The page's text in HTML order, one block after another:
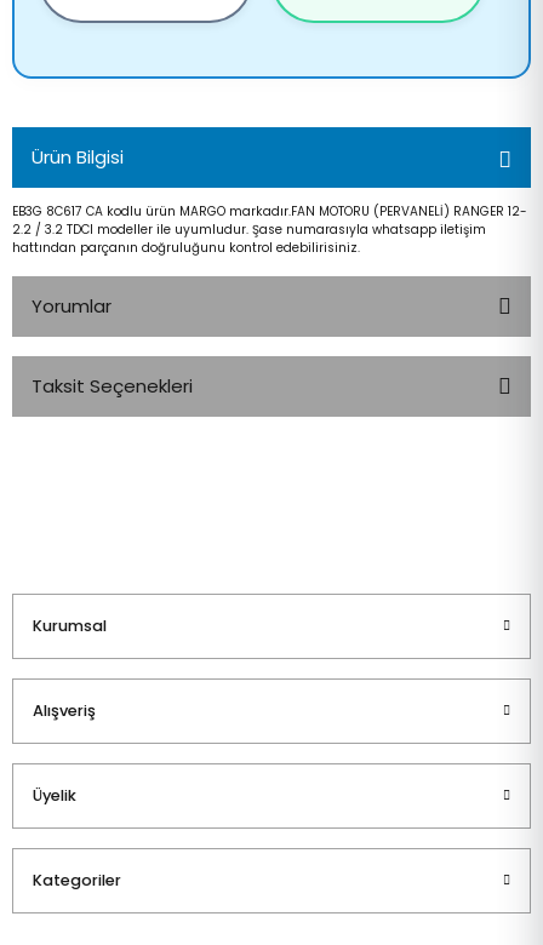
Ürün Bilgisi
EB3G 8C617 CA kodlu ürün MARGO markadır.FAN MOTORU (PERVANELİ) RANGER 12-
2.2 / 3.2 TDCI modeller ile uyumludur. Şase numarasıyla whatsapp iletişim
hattından parçanın doğruluğunu kontrol edebilirisiniz.
Yorumlar
Taksit Seçenekleri
Kurumsal
Alışveriş
Üyelik
Kategoriler